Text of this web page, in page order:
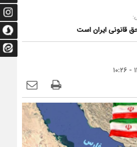
قانونی ایران است